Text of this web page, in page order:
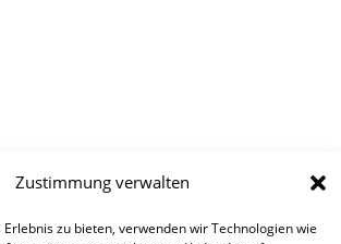
Zustimmung verwalten
zu bieten, verwenden wir Technologien wie